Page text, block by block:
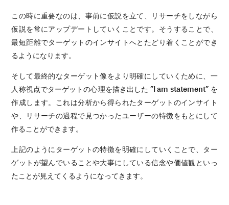
この時に重要なのは、事前に仮説を立て、リサーチをしながら
仮説を常にアップデートしていくことです。そうすることで、
最短距離でターゲットのインサイトへとたどり着くことができ
るようになります。
そして最終的なターゲット像をより明確にしていくために、一
人称視点でターゲットの心理を描き出した”I am statement”を
作成します。これは分析から得られたターゲットのインサイト
や、リサーチの過程で見つかったユーザーの特徴をもとにして
作ることができます。
上記のようにターゲットの特徴を明確にしていくことで、ター
ゲットが望んでいることや大事にしている信念や価値観といっ
たことが見えてくるようになってきます。